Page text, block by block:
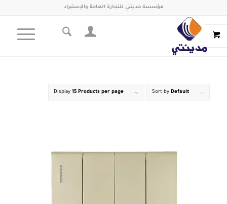
مؤسسة مدينتي للتجارة العامة والإستيراد
Sort byDefault
Display15 Products per page